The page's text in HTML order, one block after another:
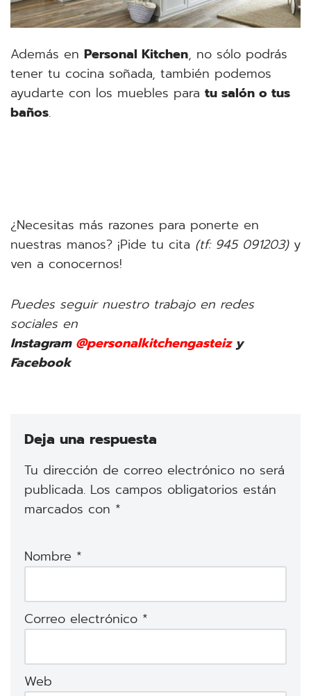
Además en Personal Kitchen, no sólo podrás
tener tu cocina soñada, también podemos
ayudarte con los muebles para tu salón o tus
baños.
¿Necesitas más razones para ponerte en
nuestras manos? ¡Pide tu cita (tf: 945 091203)y
ven a conocernos!
Puedes seguir nuestro trabajo en redes
sociales en
Instagram @personalkitchengasteizy
Facebook
Deja una respuesta
Tu dirección de correo electrónico no será
publicada. Los campos obligatorios están
marcados con *
Nombre *
Correo electrónico *
Web